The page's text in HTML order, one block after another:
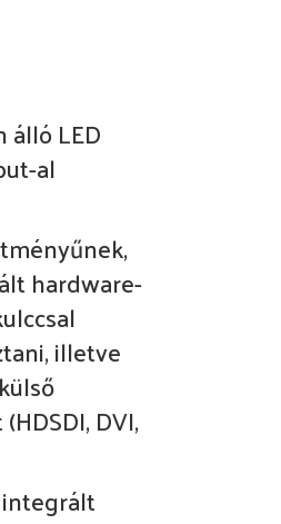
LED
al
hardware-
illetve
DVI,